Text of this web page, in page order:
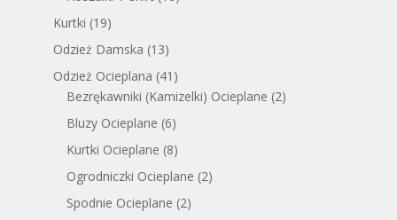
Kurtki (19)
Odzież Damska (13)
Odzież Ocieplana (41)
Bezrękawniki (Kamizelki) Ocieplane (2)
Bluzy Ocieplane (6)
Kurtki Ocieplane (8)
Ogrodniczki Ocieplane (2)
Spodnie Ocieplane (2)